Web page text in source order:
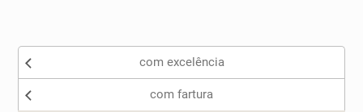
Nenhum dos sinônimos apresentados me ajudou
com excelência
com fartura